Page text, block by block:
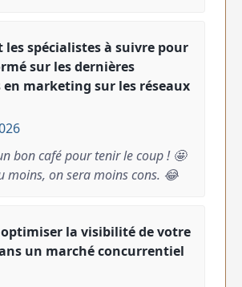
les spécialistes à suivre pour
sur les dernières
en marketing sur les réseaux
bon café pour tenir le coup ! 🤩
moins, on sera moins cons. 😂
la visibilité de votre
un marché concurrentiel